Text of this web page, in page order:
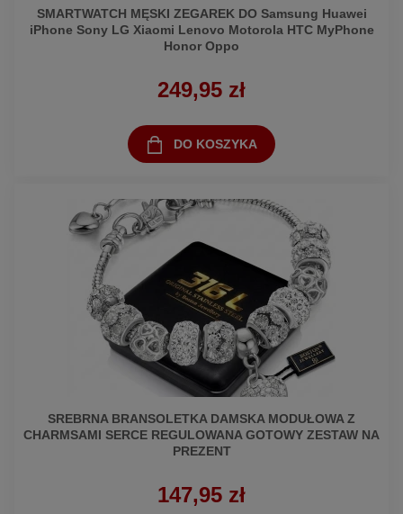
SMARTWATCH MĘSKI ZEGAREK DO Samsung Huawei
iPhone Sony LG Xiaomi Lenovo Motorola HTC MyPhone
Honor Oppo
249,95 zł
DO KOSZYKA
SREBRNA BRANSOLETKA DAMSKA MODUŁOWA Z
CHARMSAMI SERCE REGULOWANA GOTOWY ZESTAW NA
PREZENT
147,95 zł